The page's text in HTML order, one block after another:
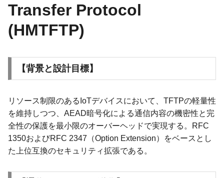
Transfer Protocol
(HMTFTP)
【背景と設計目標】
リソース制限のあるIoTデバイスにおいて、TFTPの軽量性
を維持しつつ、AEAD暗号化による通信内容の機密性と完
全性の保護を最小限のオーバーヘッドで実現する。RFC
1350およびRFC 2347（Option Extension）をベースとし
た上位互換のセキュリティ拡張である。